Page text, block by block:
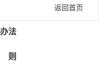
返回首页
法
则